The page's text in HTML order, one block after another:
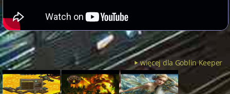
więcej dla Goblin Keeper